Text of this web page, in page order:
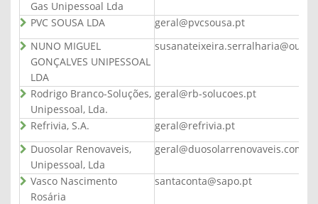
Gas Unipessoal Lda
PVC SOUSA LDA
geral@pvcsousa.pt
NUNO MIGUEL
GONÇALVES UNIPESSOAL
LDA
Rodrigo Branco-Soluções,
Unipessoal, Lda.
geral@rb-solucoes.pt
Refrivia, S.A.
geral@refrivia.pt
Duosolar Renovaveis,
Unipessoal, Lda
geral@duosolarrenovaveis.com
Vasco Nascimento
Rosária
santaconta@sapo.pt